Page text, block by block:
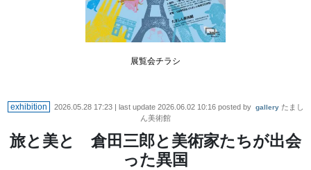
展覧会チラシ
exhibition 2026.05.28 17:23| last update 2026.06.02 10:16posted by gallery たまし
ん美術館
旅と美と 倉田三郎と美術家たちが出会
った異国